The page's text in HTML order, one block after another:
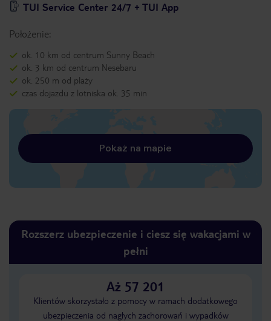
TUI Service Center 24/7 + TUI App
Położenie:
ok. 10 km od centrum Sunny Beach
ok. 3 km od centrum Nesebaru
ok. 250 m od plaży
czas dojazdu z lotniska ok. 35 min
Pokaż na mapie
Rozszerz ubezpieczenie i ciesz się wakacjami w
pełni
Aż 57 201
Klientów skorzystało z pomocy w ramach dodatkowego
ubezpieczenia od nagłych zachorowań i wypadków